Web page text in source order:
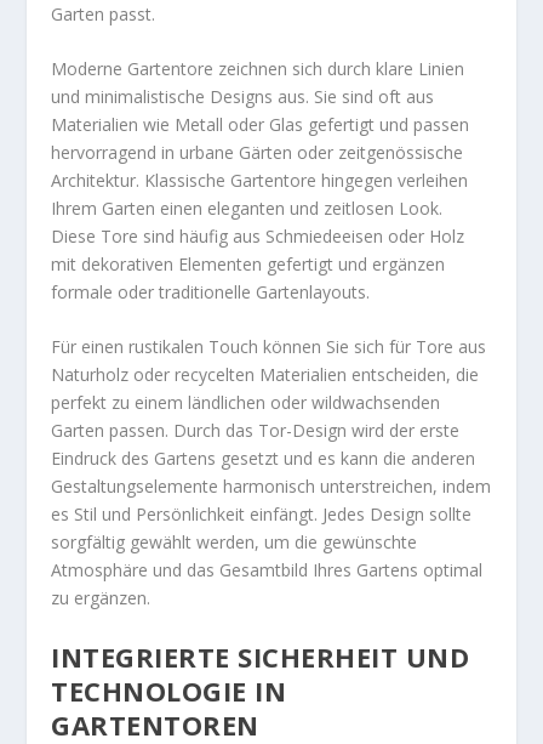
Garten passt.
Moderne Gartentore zeichnen sich durch klare Linien
und minimalistische Designs aus. Sie sind oft aus
Materialien wie Metall oder Glas gefertigt und passen
hervorragend in urbane Gärten oder zeitgenössische
Architektur. Klassische Gartentore hingegen verleihen
Ihrem Garten einen eleganten und zeitlosen Look.
Diese Tore sind häufig aus Schmiedeeisen oder Holz
mit dekorativen Elementen gefertigt und ergänzen
formale oder traditionelle Gartenlayouts.
Für einen rustikalen Touch können Sie sich für Tore aus
Naturholz oder recycelten Materialien entscheiden, die
perfekt zu einem ländlichen oder wildwachsenden
Garten passen. Durch das Tor-Design wird der erste
Eindruck des Gartens gesetzt und es kann die anderen
Gestaltungselemente harmonisch unterstreichen, indem
es Stil und Persönlichkeit einfängt. Jedes Design sollte
sorgfältig gewählt werden, um die gewünschte
Atmosphäre und das Gesamtbild Ihres Gartens optimal
zu ergänzen.
INTEGRIERTE SICHERHEIT UND
TECHNOLOGIE IN
GARTENTOREN